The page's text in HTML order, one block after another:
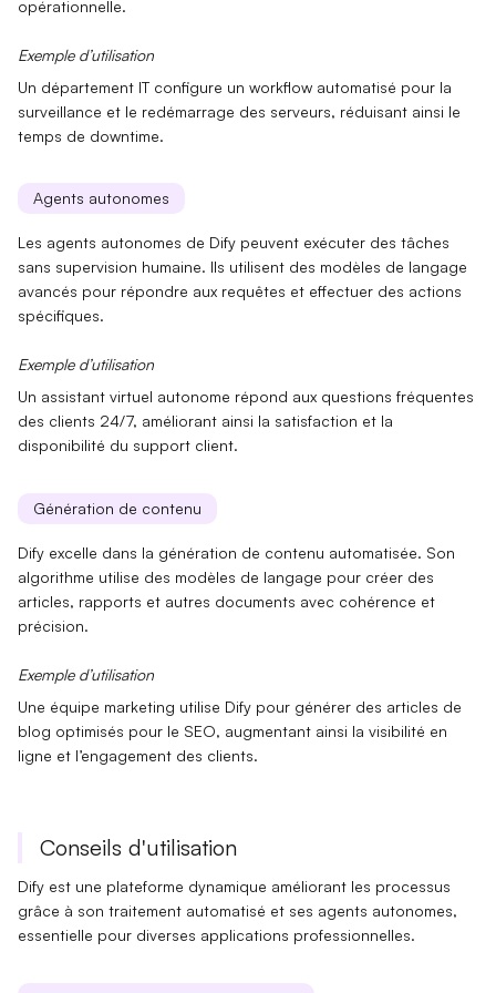
opérationnelle.
Exemple d’utilisation
Un département IT configure unworkflow automatisé pour la
surveillance et le redémarrage des serveurs, réduisant ainsi le
temps de downtime.
Agents autonomes
Les agents autonomes de Dify peuvent exécuter des tâches
sans supervision humaine. Ils utilisent des modèles de langage
avancés pour répondre aux requêtes et effectuer des actions
spécifiques.
Exemple d’utilisation
Un assistant virtuel autonome répond aux questions fréquentes
des clients 24/7, améliorant ainsi la satisfaction et la
disponibilité du support client.
Génération de contenu
Dify excelle dans la génération de contenu automatisée. Son
algorithme utilise des modèles de langage pour créer des
articles, rapports et autres documents avec cohérence et
précision.
Exemple d’utilisation
Une équipe marketing utilise Dify pour générer des articles de
blog optimisés pour le SEO, augmentant ainsi lavisibilité en
ligne et l’engagement des clients.
Conseils d'utilisation
Dify est une plateforme dynamique améliorant les processus
grâce à son traitement automatisé et ses agents autonomes,
essentielle pour diverses applications professionnelles.